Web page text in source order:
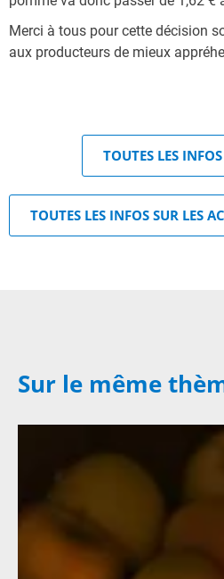
Merci à tous pour cette décision
aux producteurs de mieux
TOUTES LES
TOUTES LES INFOS SUR LES
Sur le même